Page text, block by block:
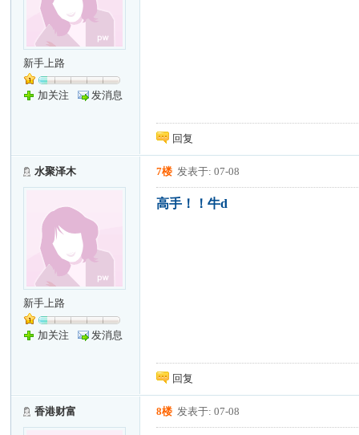
新手上路
加关注 发消息
回复
水聚泽木
新手上路
加关注 发消息
7楼 发表于: 07-08
高手！！牛d
回复
香港财富 8楼 发表于: 07-08